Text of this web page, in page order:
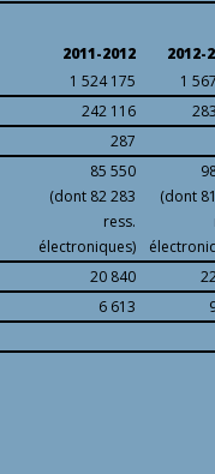
2011-2012 2012-
1 524 175
1
242 116
287
85 550
(dont 82 283
ress.
électroniques)
(dont
20 840
6 613